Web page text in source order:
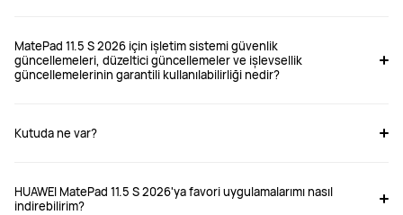
MatePad 11.5 S 2026 için işletim sistemi güvenlik
güncellemeleri, düzeltici güncellemeler ve işlevsellik
güncellemelerinin garantili kullanılabilirliği nedir?
Kutuda ne var?
HUAWEI MatePad 11.5 S 2026'ya favori uygulamalarımı nasıl
indirebilirim?